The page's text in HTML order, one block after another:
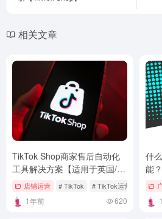
相关文章
TikTok Shop商家售后自动化
工具解决方案【适用于英国/东
南亚】
店铺运营 # TikTok # TikTok运营
1年前 620
什
能